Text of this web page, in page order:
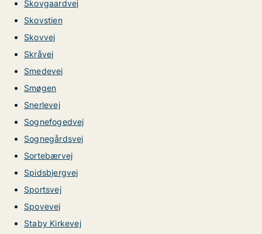
Skovgaardvej
Skovstien
Skovvej
Skråvej
Smedevej
Smøgen
Snerlevej
Sognefogedvej
Sognegårdsvej
Sortebærvej
Spidsbjergvej
Sportsvej
Spovevej
Staby Kirkevej